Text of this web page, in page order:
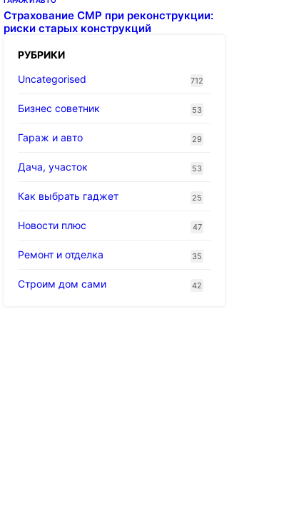
Страхование СМР при реконструкции:
риски старых конструкций
РУБРИКИ
Uncategorised
712
Бизнес советник 53
Гараж и авто 29
Дача, участок 53
Как выбрать гаджет 25
Новости плюс 47
Ремонт и отделка 35
Строим дом сами 42